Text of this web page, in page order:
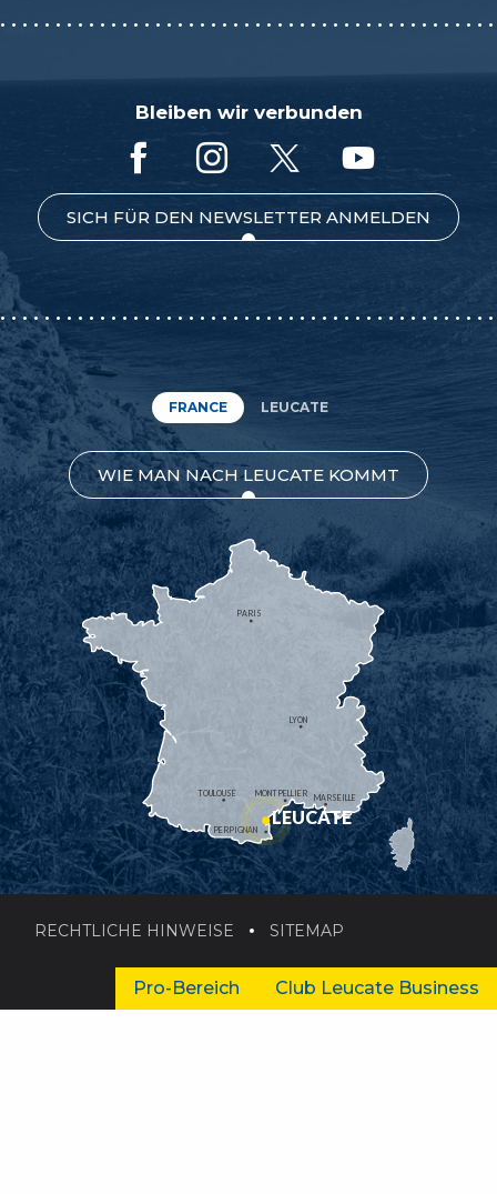
Bleiben wir verbunden
SICH FÜR DEN NEWSLETTER ANMELDEN
FRANCE LEUCATE
WIE MAN NACH LEUCATE KOMMT
MONTPELLIER
PERPIGNAN
MARSEILLE
TOULOUSE
LYON
PARIS
LEUCATE
RECHTLICHE HINWEISE SITEMAP
Pro-Bereich Club Leucate Business